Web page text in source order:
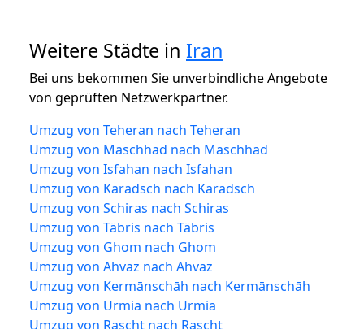
Weitere Städte in Iran
Bei uns bekommen Sie unverbindliche Angebote
von geprüften Netzwerkpartner.
Umzug von Teheran nach Teheran
Umzug von Maschhad nach Maschhad
Umzug von Isfahan nach Isfahan
Umzug von Karadsch nach Karadsch
Umzug von Schiras nach Schiras
Umzug von Täbris nach Täbris
Umzug von Ghom nach Ghom
Umzug von Ahvaz nach Ahvaz
Umzug von Kermānschāh nach Kermānschāh
Umzug von Urmia nach Urmia
Umzug von Rascht nach Rascht